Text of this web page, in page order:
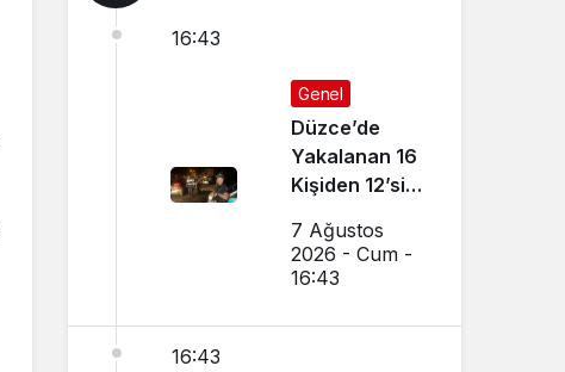
16:43
Genel
Düzce’de
Yakalanan 16
Kişiden 12’si
7 Ağustos
2026 - Cum -
16:43
16:43